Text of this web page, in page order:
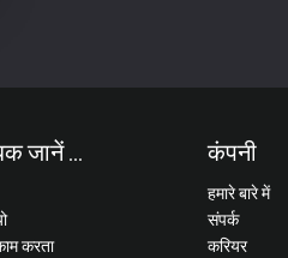
जानें ...
करता
कंपनी
हमारे बारे में
संपर्क
करियर